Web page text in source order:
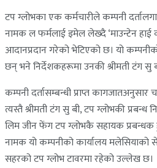
टप ग्लोभका एक कर्मचारीले कम्पनी
नामक ल फर्मलाई इमेल लेख्दै ‘माउन्टेन हाई
आदानप्रदान गरेको भेटिएको छ। यो
छन् भने निर्देशकहरूमा उनकी श्रीमती टंग सु
कम्पनी दर्तासम्बन्धी प्राप्त
त्यस्तै श्रीमती टंग सु बी, टप ग्लोभकी प्रबन्ध
लिम जीन फेंग टप ग्लोभकै सहायक प्रबन्धक
नामक यो कम्पनीको कार्यालय
सहरको टप ग्लोभ टावरमा रहेको उल्लेख छ।